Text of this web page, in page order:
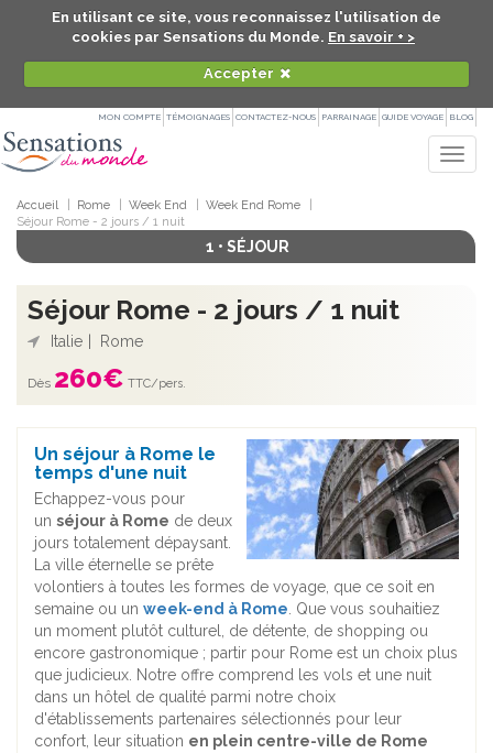
En utilisant ce site, vous reconnaissez l'utilisation de
cookies par Sensations du Monde. En savoir + >
Accepter
MON COMPTE TÉMOIGNAGES CONTACTEZ-NOUS PARRAINAGE GUIDE VOYAGE BLOG
Accueil Rome Week End
Week End Rome
Séjour Rome - 2 jours / 1 nuit
1 • SÉJOUR
Séjour Rome - 2 jours / 1 nuit
Italie Rome
Dès 260€ TTC/pers.
Un séjour à Rome le
temps d'une nuit
Echappez-vous pour
un séjour à Rome de deux
jours totalement dépaysant.
La ville éternelle se prête
volontiers à toutes les formes de voyage, que ce soit en
semaine ou un week-end à Rome . Que vous souhaitiez
un moment plutôt culturel, de détente, de shopping ou
encore gastronomique ; partir pour Rome est un choix plus
que judicieux. Notre offre comprend les vols et une nuit
dans un hôtel de qualité parmi notre choix
d'établissements partenaires sélectionnés pour leur
confort, leur situation en plein centre-ville de Rome